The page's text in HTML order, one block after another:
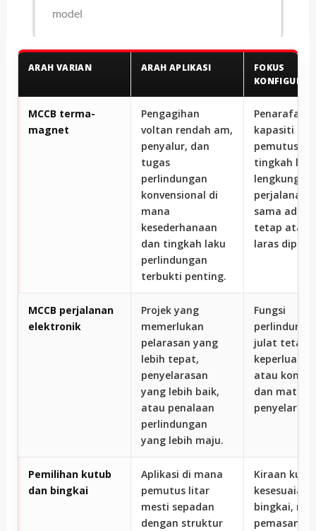
model
ARAH VARIAN ARAH APLIKASI
FOKUS
MCCB terma-
magnet
Pengagihan
voltan rendah am,
penyalur, dan
tugas
perlindungan
konvensional di
mana
kesederhanaan
dan tingkah laku
perlindungan
terbukti penting.
Penarafan
kapasiti
pemutusan,
tingkah laku
lengkung
perjalanan,
sama ada
tetap atau
laras
MCCB perjalanan
elektronik
Projek yang
memerlukan
pelarasan yang
lebih tepat,
penyelarasan
yang lebih baik,
atau penalaan
perlindungan
yang lebih maju.
Fungsi
julat
keperluan
atau
dan
Pemilihan kutub
dan bingkai
Aplikasi di mana
pemutus litar
mesti sepadan
dengan struktur
Kiraan
kesesuaian
bingkai,